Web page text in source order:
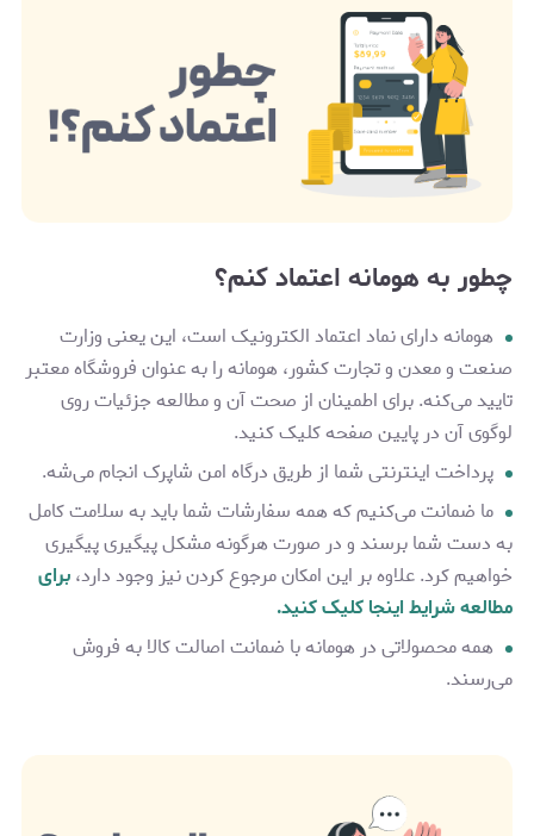
چطور به هومانه اعتماد کنم؟
هومانه دارای نماد اعتماد الکترونیک است، این یعنی وزارت
صنعت و معدن و تجارت کشور، هومانه را به عنوان فروشگاه معتبر
تایید می‌کنه. برای اطمینان از صحت آن و مطالعه جزئیات روی
لوگوی آن در پایین صفحه کلیک کنید.
پرداخت اینترنتی شما از طریق درگاه‌ امن شاپرک انجام می‌شه.
ما ضمانت می‌کنیم که همه سفارشات شما باید به سلامت کامل
به دست شما برسند و در صورت هرگونه مشکل پیگیری پیگیری
خواهیم کرد. علاوه بر این امکان مرجوع کردن نیز وجود دارد،برای
مطالعه شرایط اینجا کلیک کنید.
همه محصولاتی در هومانه با ضمانت اصالت کالا به فروش
می‌رسند.